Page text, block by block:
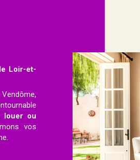
Loir-et-
louer ou
vos